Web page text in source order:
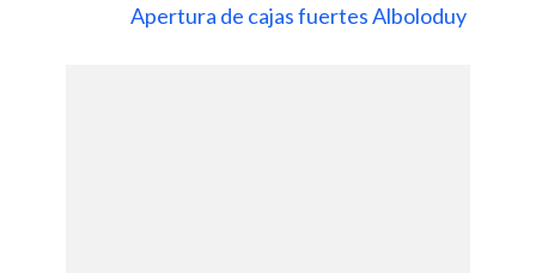
Apertura de cajas fuertes Alboloduy